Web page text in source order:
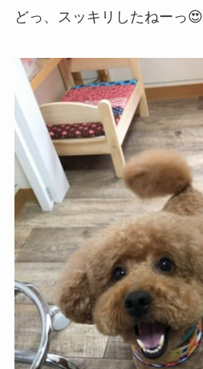
どっ、スッキリしたねーっ😍